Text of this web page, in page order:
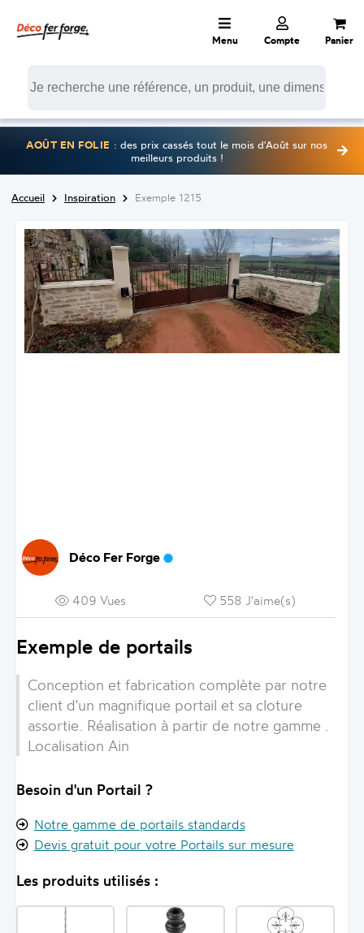
Menu Compte Panier
AOÛT EN FOLIE : des prix cassés tout le mois d'Août sur nos
meilleurs produits !
Accueil Inspiration Exemple 1215
Déco Fer Forge
409 Vues 558 J'aime(s)
Exemple de portails
Conception et fabrication complète par notre
client d'un magnifique portail et sa cloture
assortie. Réalisation à partir de notre gamme .
Localisation Ain
Besoin d'un Portail ?
Notre gamme de portails standards
Devis gratuit pour votre Portails sur mesure
Les produits utilisés :